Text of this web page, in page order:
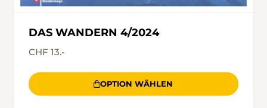
DAS WANDERN 4/2024
CHF 13.-
OPTION WÄHLEN